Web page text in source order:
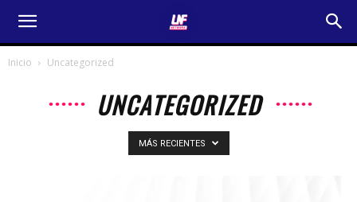
Inicio Uncategorized
UNCATEGORIZED
MÁS RECIENTES